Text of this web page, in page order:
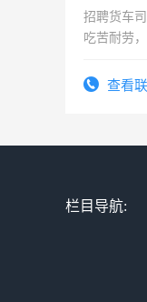
招聘货车
吃苦耐劳
查看
栏目导航: